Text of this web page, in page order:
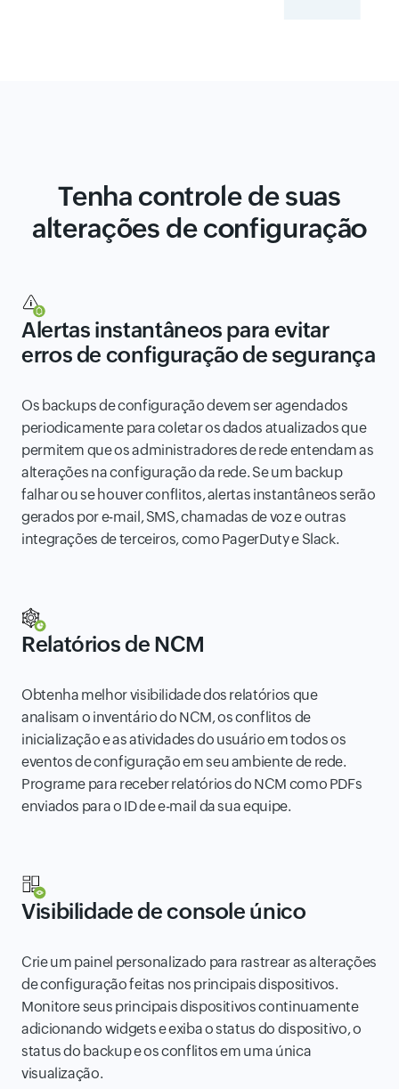
Tenha controle de suas
alterações de configuração
Alertas instantâneos para evitar
erros de configuração de segurança
Os backups de configuração devem ser agendados
periodicamente para coletar os dados atualizados que
permitem que os administradores de rede entendam as
alterações na configuração da rede. Se um backup
falhar ou se houver conflitos, alertas instantâneos serão
gerados por e-mail, SMS, chamadas de voz e outras
integrações de terceiros, como PagerDuty e Slack.
Relatórios de NCM
Obtenha melhor visibilidade dos relatórios que
analisam o inventário do NCM, os conflitos de
inicialização e as atividades do usuário em todos os
eventos de configuração em seu ambiente de rede.
Programe para receber relatórios do NCM como PDFs
enviados para o ID de e-mail da sua equipe.
Visibilidade de console único
Crie um painel personalizado para rastrear as alterações
de configuração feitas nos principais dispositivos.
Monitore seus principais dispositivos continuamente
adicionando widgets e exiba o status do dispositivo, o
status do backup e os conflitos em uma única
visualização.